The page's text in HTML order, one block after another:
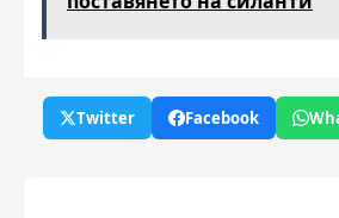
Twitter Facebook